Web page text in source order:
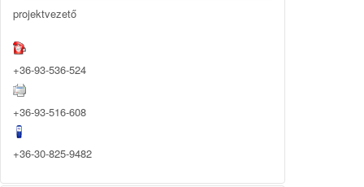
projektvezető
+36-93-536-524
+36-93-516-608
+36-30-825-9482